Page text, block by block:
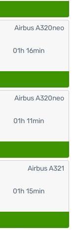
01h 16min
Airbus A320neo
01h 11min
Airbus A320neo
01h 15min
Airbus A321